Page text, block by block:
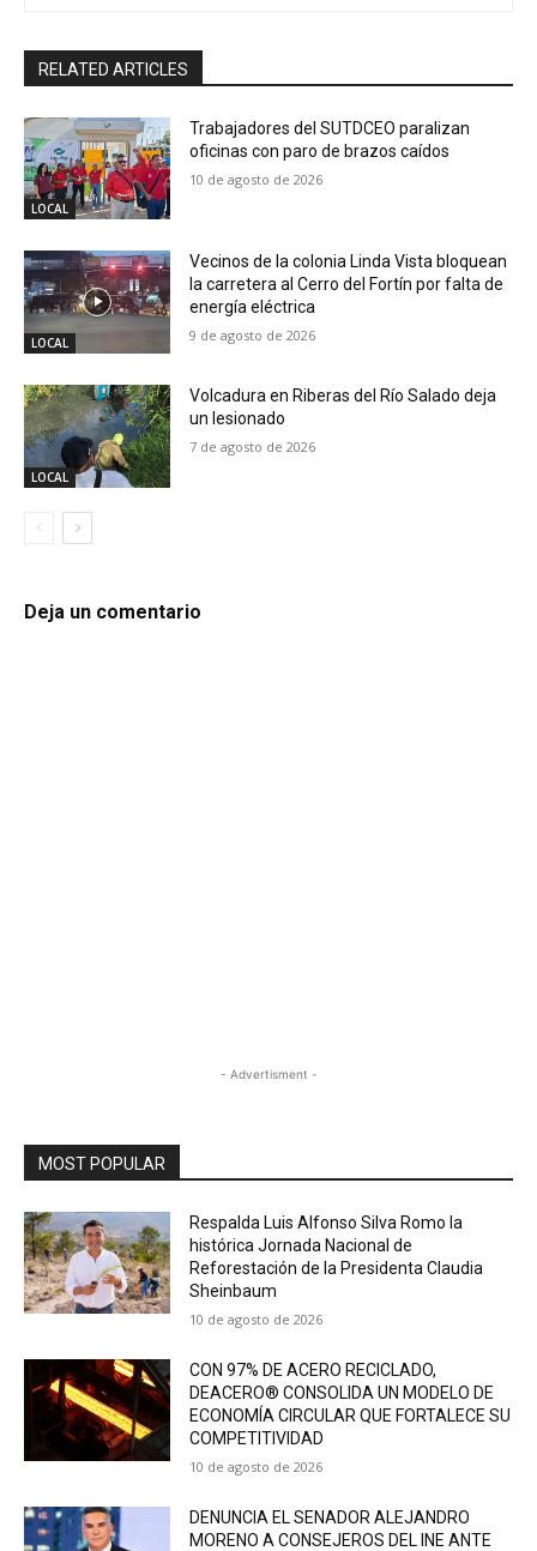
RELATED ARTICLES
LOCAL
Trabajadores del SUTDCEO paralizan
oficinas con paro de brazos caídos
10 de agosto de 2026
LOCAL
Vecinos de la colonia Linda Vista bloquean
la carretera al Cerro del Fortín por falta de
energía eléctrica
9 de agosto de 2026
LOCAL
Volcadura en Riberas del Río Salado deja
un lesionado
7 de agosto de 2026
Deja un comentario
- Advertisment -
MOST POPULAR
Respalda Luis Alfonso Silva Romo la
histórica Jornada Nacional de
Reforestación de la Presidenta Claudia
Sheinbaum
10 de agosto de 2026
CON 97% DE ACERO RECICLADO,
DEACERO® CONSOLIDA UN MODELO DE
ECONOMÍA CIRCULAR QUE FORTALECE SU
COMPETITIVIDAD
10 de agosto de 2026
DENUNCIA EL SENADOR ALEJANDRO
MORENO A CONSEJEROS DEL INE ANTE